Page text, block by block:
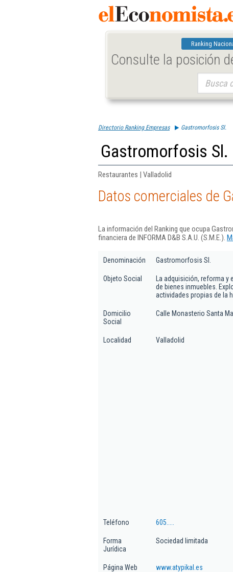
Ranking
Consulte la posición
Directorio Ranking Empresas Gastromorfosis Sl.
Gastromorfosis Sl.
Restaurantes | Valladolid
Datos comerciales de
La información del Ranking que ocupa
financiera de INFORMA D&B S.A.U. (S.M.E.).
Denominación Gastromorfosis Sl.
Objeto Social
La adquisición, reforma
de bienes inmuebles.
actividades propias de la
Domicilio
Social
Calle Monasterio Santa
Localidad Valladolid
Teléfono 605.....
Forma
Jurídica
Sociedad limitada
Página Web www.atypikal.es